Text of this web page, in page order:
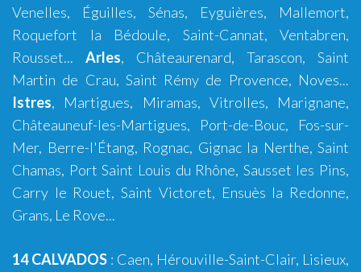
Venelles, Éguilles, Sénas, Eyguières, Mallemort,
Roquefort la Bédoule, Saint-Cannat, Ventabren,
Rousset... Arles, Châteaurenard, Tarascon, Saint
Martin de Crau, Saint Rémy de Provence, Noves...
Istres, Martigues, Miramas, Vitrolles, Marignane,
Châteauneuf-les-Martigues, Port-de-Bouc, Fos-sur-
Mer, Berre-l'Étang, Rognac, Gignac la Nerthe, Saint
Chamas, Port Saint Louis du Rhône, Sausset les Pins,
Carry le Rouet,Saint Victoret, Ensuès la Redonne,
Grans, Le Rove...
14 CALVADOS : Caen, Hérouville-Saint-Clair, Lisieux,